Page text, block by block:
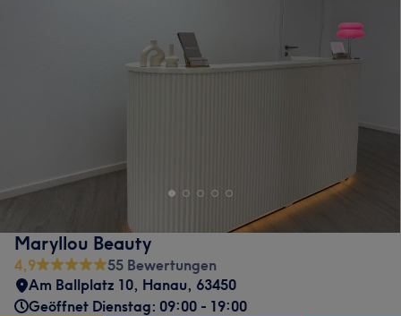
Maryllou Beauty
4,9
55 Bewertungen
Am Ballplatz 10, Hanau, 63450
Geöffnet Dienstag: 09:00 - 19:00